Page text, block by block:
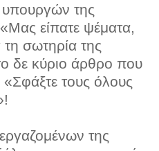
υπουργών της
είπατε ψέματα,
σωτηρία της
δε κύριο άρθρο που
τους όλους
της